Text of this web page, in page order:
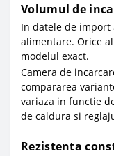
Volumul de
In datele de
alimentare. Orice
modelul exact.
Camera de
compararea
variaza in functie
de caldura si
Rezistenta